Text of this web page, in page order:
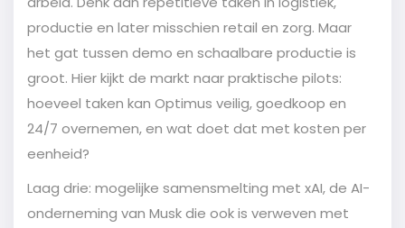
productie en later misschien retail en zorg. Maar
het gat tussen demo en schaalbare productie is
groot. Hier kijkt de markt naar praktische pilots:
hoeveel taken kan Optimus veilig, goedkoop en
24/7 overnemen, en wat doet dat met kosten per
eenheid?
Laag drie: mogelijke samensmelting met xAI, de AI-
onderneming van Musk die ook is verweven met